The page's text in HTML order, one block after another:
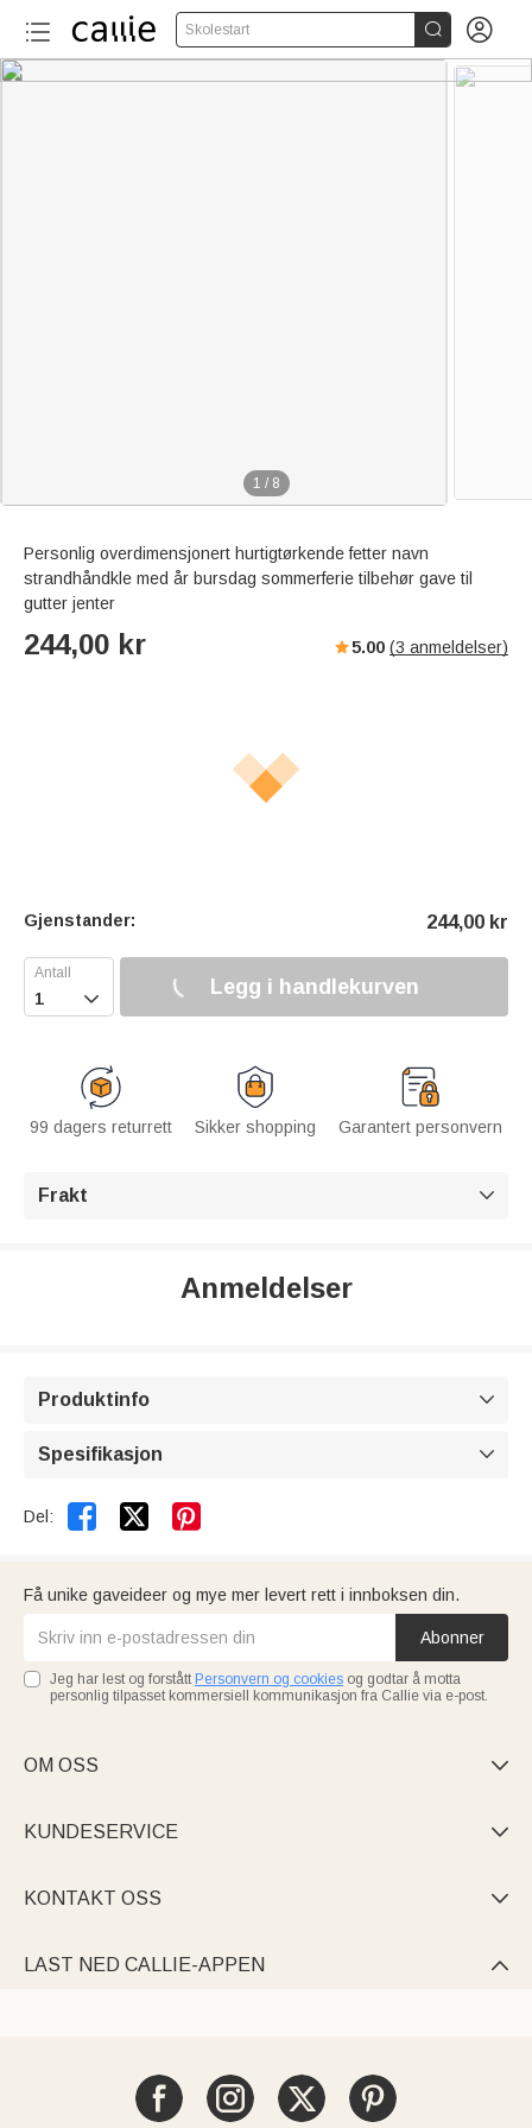
Skolestart  
1 / 8
Personlig overdimensjonert hurtigtørkende fetter navn
strandhåndkle med år bursdag sommerferie tilbehør gave til
gutter jenter
244,00 kr 5.00 (3 anmeldelser)
Gjenstander: 244,00 kr
 Legg i handlekurven
99 dagers returrett Sikker shopping Garantert personvern
Frakt 
Anmeldelser
Produktinfo 
Spesifikasjon 
Del:  
Få unike gaveideer og mye mer levert rett i innboksen din.
Abonner
Jeg har lest og forstått Personvern og cookies og godtar å motta
personlig tilpasset kommersiell kommunikasjon fra Callie via e-post.
OM OSS 
KUNDESERVICE 
KONTAKT OSS 
LAST NED CALLIE-APPEN 